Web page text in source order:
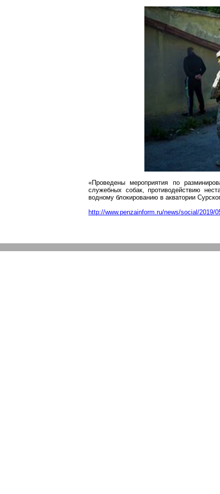
«Проведены мероприятия по
служебных собак, противодействию
водному блокированию в акватории
http://www.penzainform.ru/news/social/